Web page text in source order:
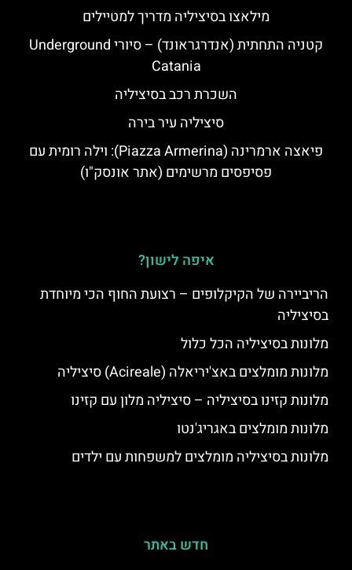
מילאצו בסיציליה מדריך למטיילים
קטניה התחתית (אנדרגראונד) – סיורי Underground
Catania
השכרת רכב בסיציליה
סיציליה עיר בירה
פיאצה ארמרינה (Piazza Armerina): וילה רומית עם
פסיפסים מרשימים (אתר אונסק"ו)
איפה לישון?
הריביירה של הקיקלופים – רצועת החוף הכי מיוחדת
בסיציליה
מלונות בסיציליה הכל כלול
מלונות מומלצים באצ'יריאלה (Acireale) סיציליה
מלונות קזינו בסיציליה – סיציליה מלון עם קזינו
מלונות מומלצים באגריג'נטו
מלונות בסיציליה מומלצים למשפחות עם ילדים
חדש באתר